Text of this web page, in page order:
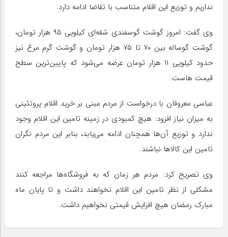
نداریم و توزیع این اقلام متناسب با تقاضا ادامه دارد.
وی گفت: امروز گوشت گوسفندی شقه‌ای کیلویی ۹۵ هزار تومان،
گوشت گوساله بین ۷۰ تا ۷۵ هزار تومان و گوشت گرم مرغ نیز
حدود کیلویی ۱۱ هزار تومان عرضه می‌شود که پایین‌ترین سطح
قیمت هاست.
عباسی معروفان با درخواست از مردم مبنی بر خرید اقلام پروتئینی
به میزان نیاز افزود: هیچ کمبودی در زمینه تامین این اقلام وجود
ندارد و توزیع آن‌ها همچنان ادامه می‌یابد، بنابر این مردم نگران
تامین این کالا‌ها نباشند.
وی تصریح کرد: مردم هر زمان که به فروشگاه‌ها مراجعه کنند
مشکلی از نظر تامین این اقلام نخواهند داشت و تا پایان ماه
مبارک رمضان هیچ افزایش قیمتی نخواهیم داشت.